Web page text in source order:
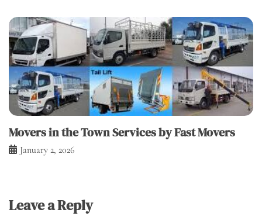
Movers in the Town Services by Fast Movers
January 2, 2026
Leave a Reply